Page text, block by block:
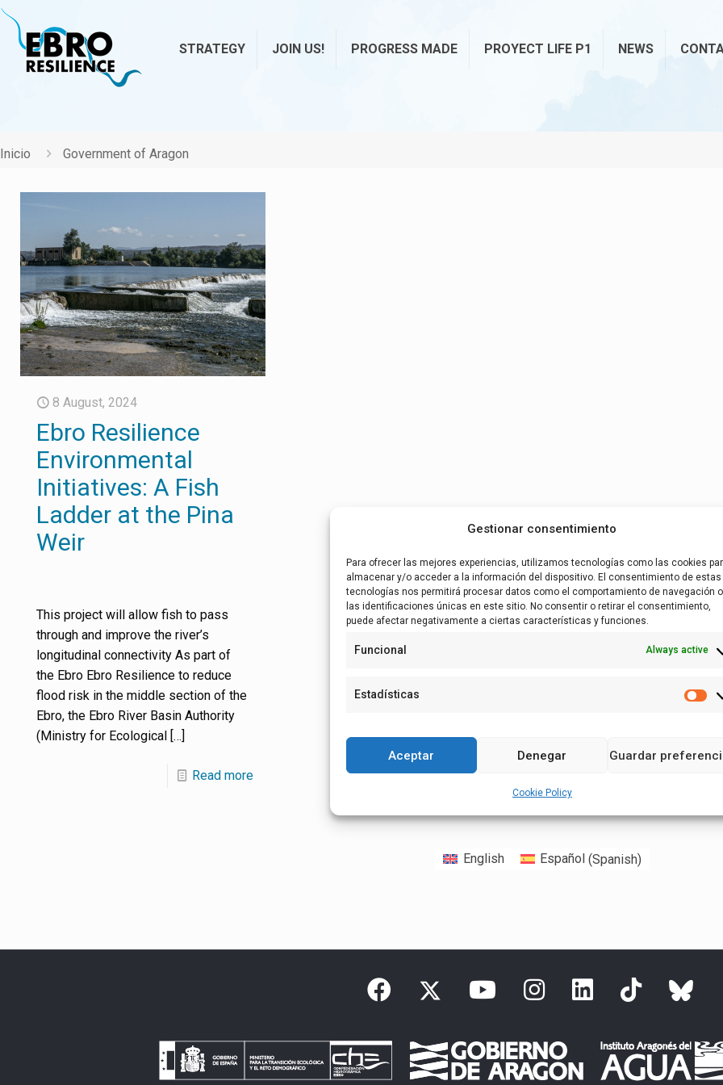
Gestionar consentimiento
Para ofrecer las mejores experiencias, utilizamos tecnologías como las cookies
almacenar y/o acceder a la información del dispositivo. El consentimiento de estas
tecnologías nos permitirá procesar datos como el comportamiento de navegación o
las identificaciones únicas en este sitio. No consentir o retirar el consentimiento,
puede afectar negativamente a ciertas características y funciones.
Funcional Always active
Estadísticas
Aceptar Denegar Guardar
Cookie Policy
STRATEGY JOIN US! PROGRESS MADE PROYECT LIFE P1 NEWS
Inicio Government of Aragon
8 August, 2024
Ebro Resilience
Environmental
Initiatives: A Fish
Ladder at the Pina
Weir
This project will allow fish to pass
through and improve the river’s
longitudinal connectivity As part of
the Ebro Ebro Resilience to reduce
flood risk in the middle section of the
Ebro, the Ebro River Basin Authority
(Ministry for Ecological […]
Read more
English Español (Spanish)